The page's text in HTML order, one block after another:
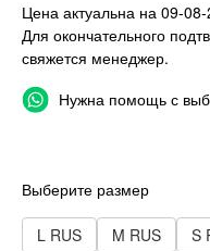
Цена актуальна на 09-
Для окончательного
свяжется менеджер.
Нужна помощь с
Выберите размер
L RUS M RUS S